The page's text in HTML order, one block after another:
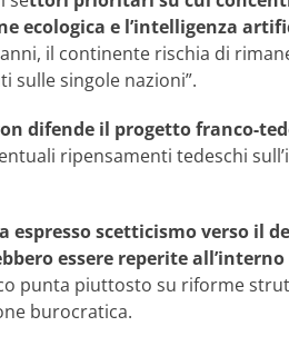
ecologica e l’intelligenza
il continente rischia di
sulle singole nazioni”.
difende il progetto franco-
ripensamenti tedeschi
espresso scetticismo verso il
essere reperite
punta piuttosto su riforme
burocratica.